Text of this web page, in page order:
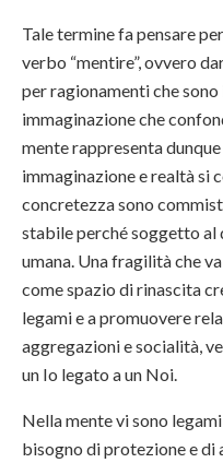
Tale termine fa pensare
verbo “mentire”, ovvero
per ragionamenti che
immaginazione che
mente rappresenta
immaginazione e realtà si
concretezza sono
stabile perché soggetto
umana. Una fragilità che
come spazio di rinascita
legami e a promuovere
aggregazioni e socialità,
un Io legato a un Noi.
Nella mente vi sono
bisogno di protezione e di